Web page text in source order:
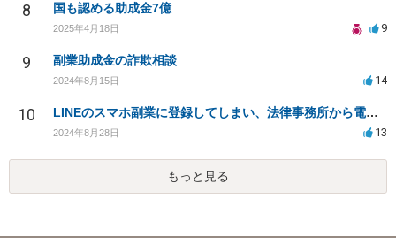
8 国も認める助成金7億
2025年4月18日 9
9 副業助成金の詐欺相談
2024年8月15日 14
10 LINEのスマホ副業に登録してしまい、法律事務所から電話が入りました。
2024年8月28日 13
もっと見る